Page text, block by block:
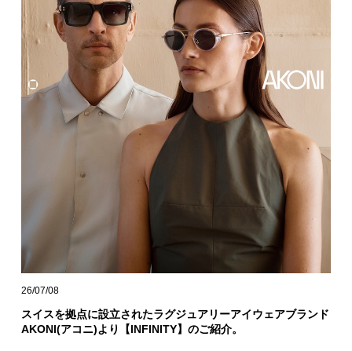
26/07/08
スイスを拠点に設立されたラグジュアリーアイウェアブランド
AKONI(アコニ)より【INFINITY】のご紹介。